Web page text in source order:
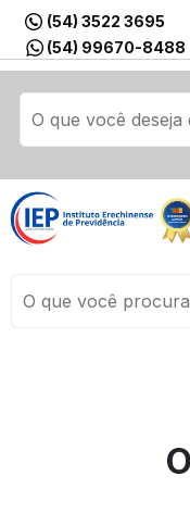
(54) 3522 3695
(54) 99670-8488